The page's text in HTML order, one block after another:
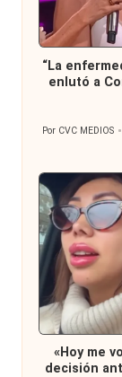
Publicada
en
“La
enlutó a
Publicado
Por CVC MEDIOS
Publicada
en
«Hoy me
decisión